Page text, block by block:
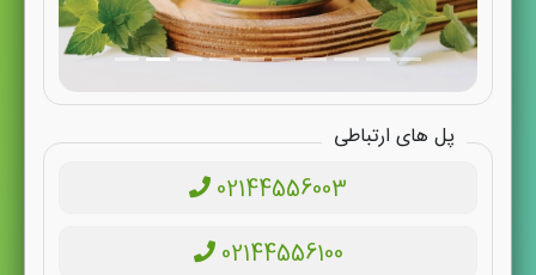
پل های ارتباطی
02144556003
02144556100